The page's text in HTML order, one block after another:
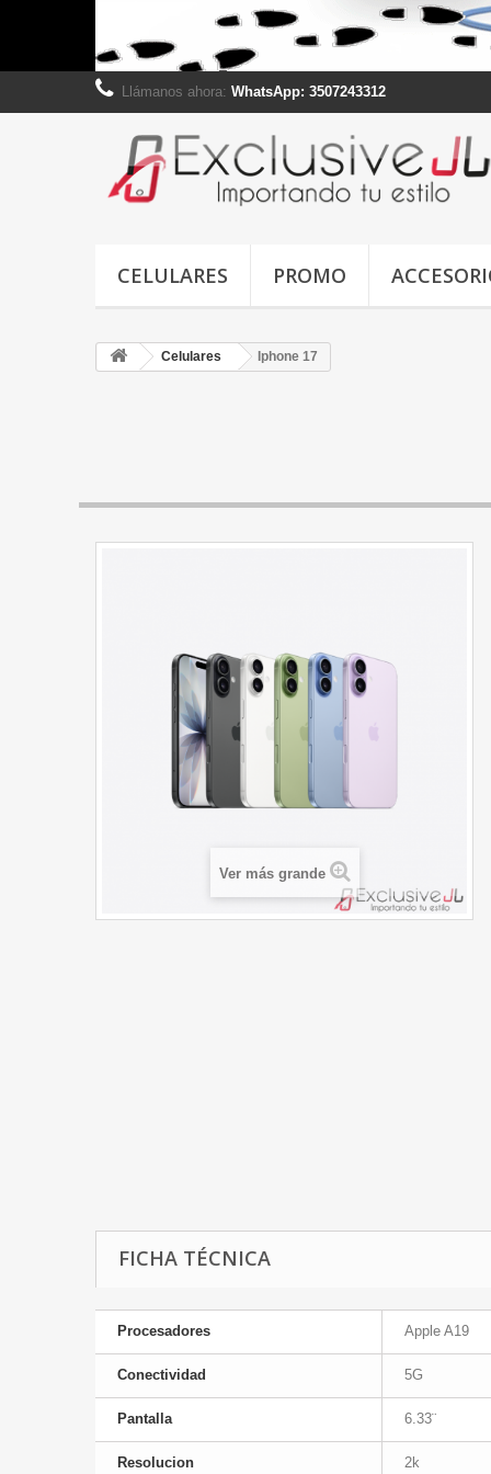
Llámanos ahora: WhatsApp: 3507243312
CELULARES PROMO
Celulares Iphone 17
Ver más grande
FICHA TÉCNICA
Procesadores Apple A19
Conectividad 5G
Pantalla 6.33¨
Resolucion 2k